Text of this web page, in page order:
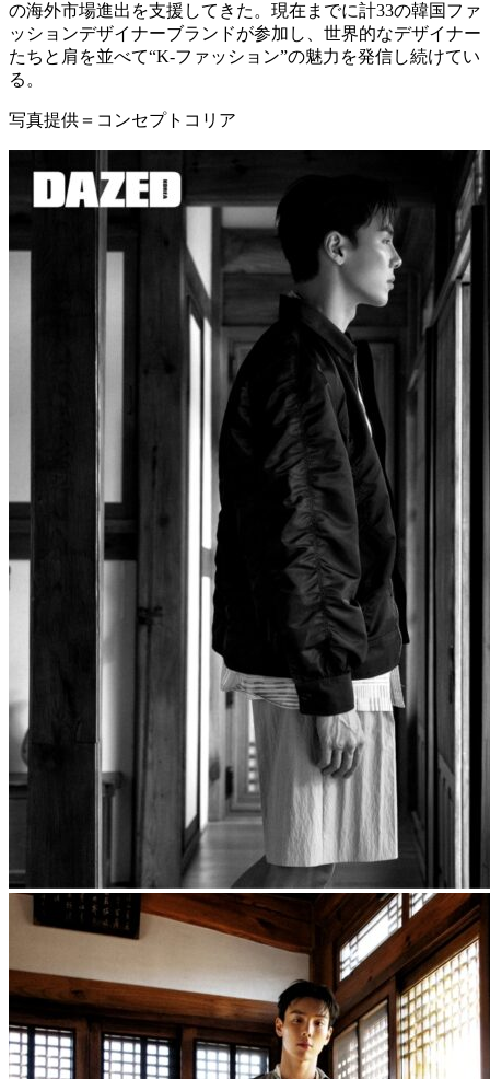
の海外市場進出を支援してきた。現在までに計33の韓国ファ
ッションデザイナーブランドが参加し、世界的なデザイナー
たちと肩を並べて“K-ファッション”の魅力を発信し続けてい
る。
写真提供＝コンセプトコリア